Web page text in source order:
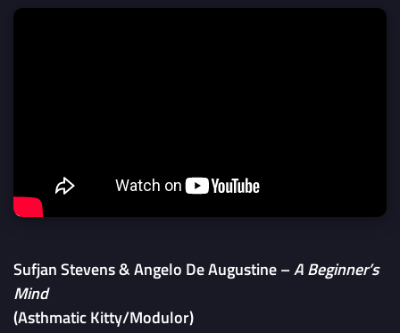
Sufjan Stevens & Angelo De Augustine –A Beginner’s
Mind
(Asthmatic Kitty/Modulor)